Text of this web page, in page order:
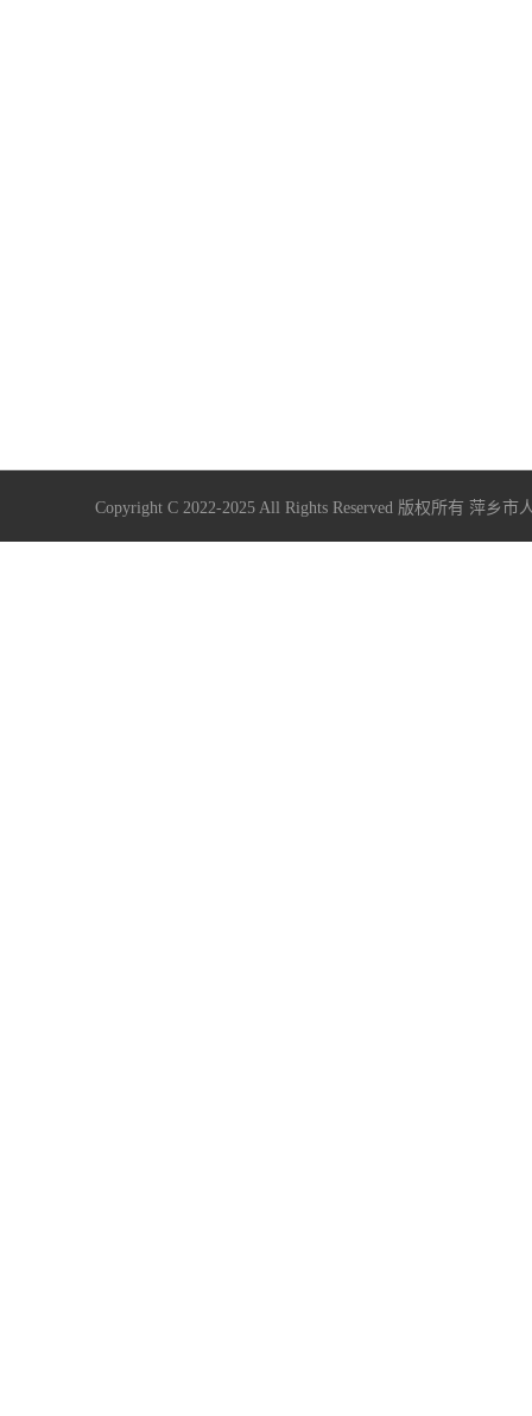
Copyright C 2022-2025 All Rights Reserved 版权所有 萍乡